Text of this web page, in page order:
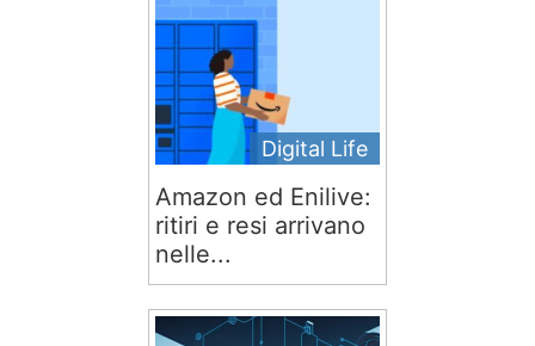
Digital Life
Amazon ed Enilive:
ritiri e resi arrivano
nelle...